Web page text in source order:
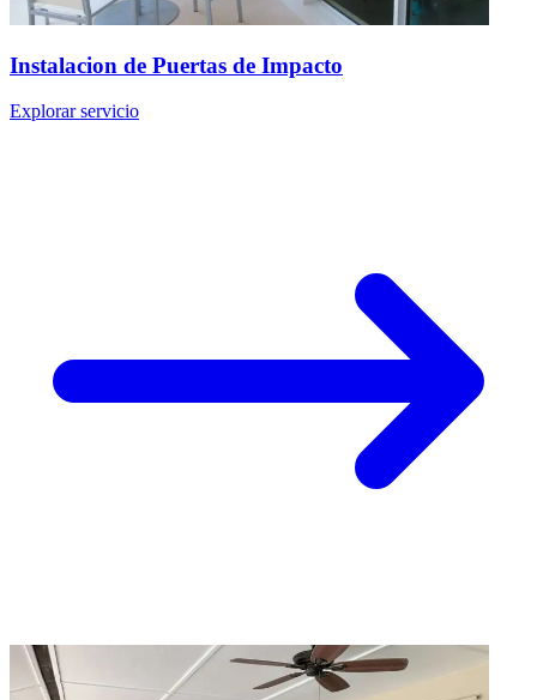
Instalacion de Puertas de Impacto
Explorar servicio